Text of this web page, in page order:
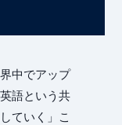
中でアップ
語という共
ていく」こ